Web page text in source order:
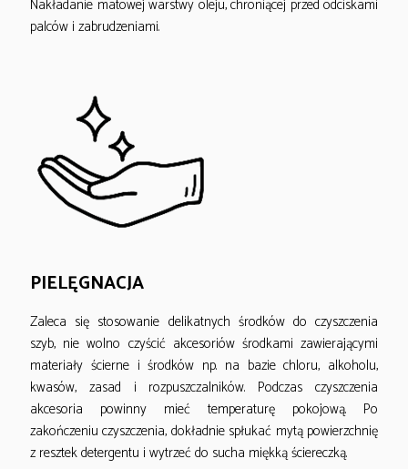
Nakładanie matowej warstwy oleju, chroniącej przed odciskami
palców i zabrudzeniami.
PIELĘGNACJA
Zaleca się stosowanie delikatnych środków do czyszczenia
szyb, nie wolno czyścić akcesoriów środkami zawierającymi
materiały ścierne i środków np. na bazie chloru, alkoholu,
kwasów, zasad i rozpuszczalników. Podczas czyszczenia
akcesoria powinny mieć temperaturę pokojową. Po
zakończeniu czyszczenia, dokładnie spłukać mytą powierzchnię
z resztek detergentu i wytrzeć do sucha miękką ściereczką.